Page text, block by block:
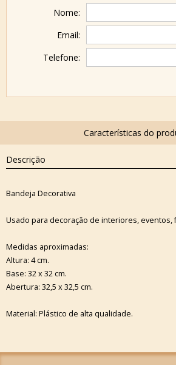
Nome:
Email:
Telefone:
Descrição
Bandeja Decorativa
Usado para decoração de interiores, eventos,
Medidas aproximadas:
Altura: 4 cm.
Base: 32 x 32 cm.
Abertura: 32,5 x 32,5 cm.
Material: Plástico de alta qualidade.